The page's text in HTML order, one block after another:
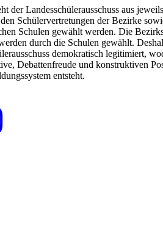
der Landesschülerausschuss aus
Schülervertretungen der Bezirke
Schulen gewählt werden. Die
durch die Schulen gewählt.
demokratisch legitimiert,
Debattenfreude und konstruktiven
entsteht.